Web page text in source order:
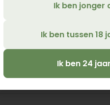
Ik ben jonger
Ik ben tussen 18
Ik ben 24